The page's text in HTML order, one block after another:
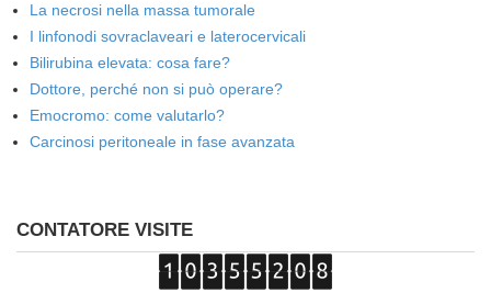
La necrosi nella massa tumorale
I linfonodi sovraclaveari e laterocervicali
Bilirubina elevata: cosa fare?
Dottore, perché non si può operare?
Emocromo: come valutarlo?
Carcinosi peritoneale in fase avanzata
CONTATORE VISITE